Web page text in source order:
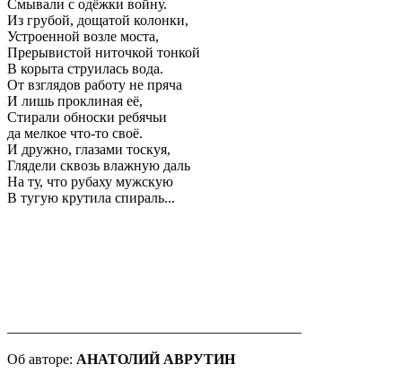
Смывали с одёжки войну.
Из грубой, дощатой колонки,
Устроенной возле моста,
Прерывистой ниточкой тонкой
В корыта струилась вода.
От взглядов работу не пряча
И лишь проклиная её,
Стирали обноски ребячьи
да мелкое что-то своё.
И дружно, глазами тоскуя,
Глядели сквозь влажную даль
На ту, что рубаху мужскую
В тугую крутила спираль...
Об авторе: АНАТОЛИЙ АВРУТИН